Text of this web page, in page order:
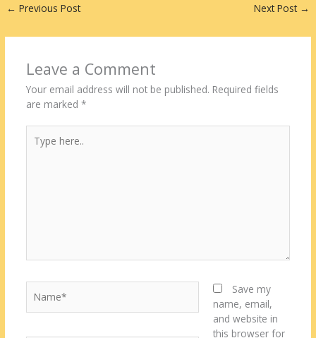
← Previous Post Next Post →
Leave a Comment
Your email address will not be published. Required fields
are marked *
here..
Save my
name, email,
and website in
this browser for